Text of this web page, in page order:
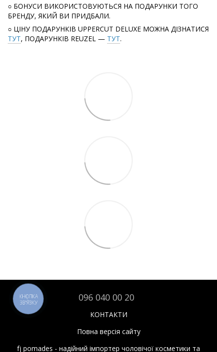
○ БОНУСИ ВИКОРИСТОВУЮТЬСЯ НА ПОДАРУНКИ ТОГО
БРЕНДУ, ЯКИЙ ВИ ПРИДБАЛИ.
○ ЦІНУ ПОДАРУНКІВ UPPERCUT DELUXE МОЖНА ДІЗНАТИСЯ
ТУТ, ПОДАРУНКІВ REUZEL — ТУТ.
096 040 00 20
КОНТАКТИ
Повна версія сайту
fj pomades - надійний імпортер чоловічої косметики та
КНОПКА
ЗВ'ЯЗКУ